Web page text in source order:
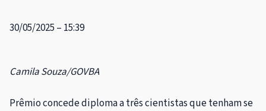
30/05/2025 – 15:39
Camila Souza/GOVBA
Prêmio concede diploma a três cientistas que tenham se